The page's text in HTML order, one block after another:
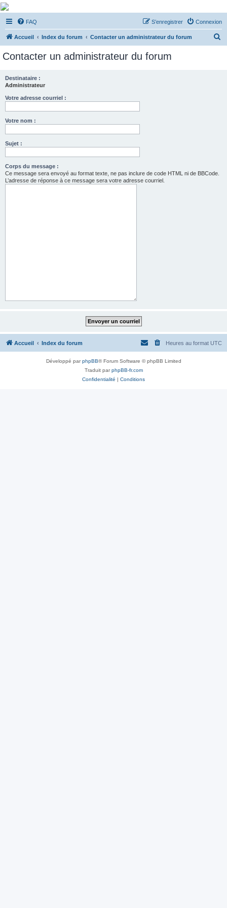
De Musicae Militari -
Forums
Forums de discussions
FAQ Connexion
S’enregistrer
Accueil Index du forum Contacter un administrateur du forum
Contacter un administrateur du forum
Destinataire :
Administrateur
Votre adresse courriel :
Votre nom :
Sujet :
Corps du message :
Ce message sera envoyé au format texte, ne pas inclure de code HTML ni de BBCode.
L’adresse de réponse à ce message sera votre adresse courriel.
Accueil Index du forum Heures au format UTC
Développé parphpBB® Forum Software © phpBB Limited
Traduit parphpBB-fr.com
Confidentialité | Conditions